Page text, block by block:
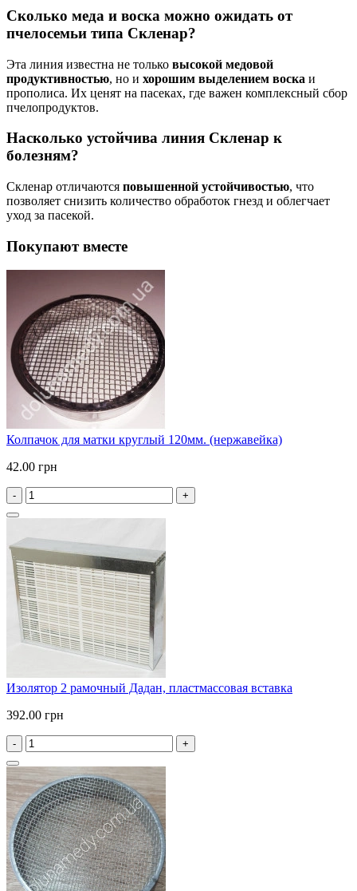
Сколько меда и воска можно ожидать от
пчелосемьи типа Скленар?
Эта линия известна не только высокой медовой
продуктивностью, но и хорошим выделением воска и
прополиса. Их ценят на пасеках, где важен комплексный сбор
пчелопродуктов.
Насколько устойчива линия Скленар к
болезням?
Скленар отличаются повышенной устойчивостью, что
позволяет снизить количество обработок гнезд и облегчает
уход за пасекой.
Покупают вместе
Колпачок для матки круглый 120мм. (нержавейка)
42.00 грн
- +
Изолятор 2 рамочный Дадан, пластмассовая вставка
392.00 грн
- +